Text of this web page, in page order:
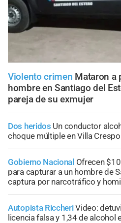
Violento crimen Mataron a
hombre en Santiago del
pareja de su exmujer
Dos heridos Un conductor
choque múltiple en Villa Crespo
Gobierno Nacional Ofrecen
para capturar a un hombre de
captura por narcotráfico y
Autopista RiccheriVideo:
licencia falsa y 1,34 de alcohol